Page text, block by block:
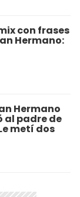
con frases
Hermano:
Hermano
al padre de
metí dos